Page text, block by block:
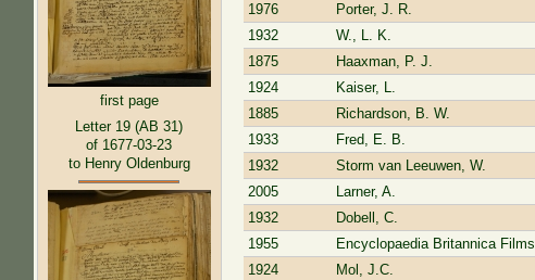
first page
Letter 19 (AB 31)
of 1677-03-23
to Henry Oldenburg
1976
Porter, J. R.
1932
W., L. K.
1875
Haaxman, P. J.
1924
Kaiser, L.
1885
Richardson, B. W.
1933
Fred, E. B.
1932
Storm van Leeuwen, W.
2005
Larner, A.
1932
Dobell, C.
1955
Encyclopaedia Britannica Films
1924
Mol, J.C.